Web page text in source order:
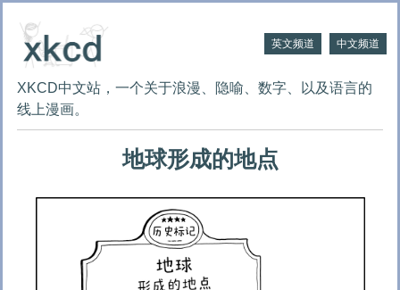
英文频道 中文频道
XKCD中文站，一个关于浪漫、隐喻、数字、以及语言的
线上漫画。
地球形成的地点